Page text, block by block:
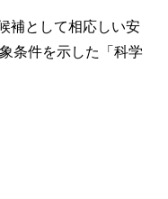
補として相応しい安
条件を示した「科学